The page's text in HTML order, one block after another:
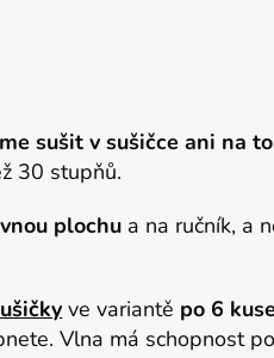
sušit v sušičce ani na
30 stupňů.
plochu a na ručník, a
ve variantě po 6
Vlna má schopnost